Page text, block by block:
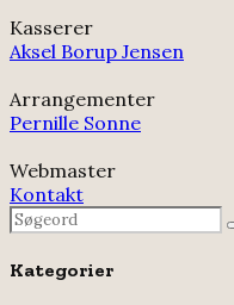
Kasserer
Aksel Borup Jensen
Arrangementer
Pernille Sonne
Webmaster
Kontakt
Search
for:
Kategorier